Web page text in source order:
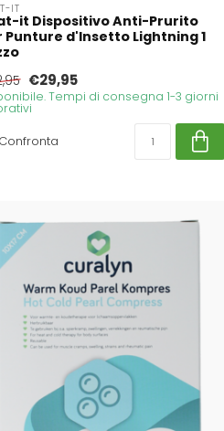
IT
it Dispositivo Anti-Prurito
Punture d'Insetto Lightning 1
€29,95
Tempi di consegna 1-3 giorni
Confronta